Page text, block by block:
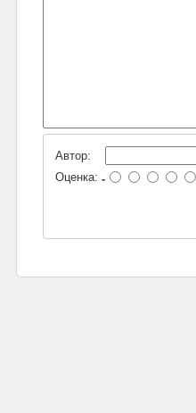
Автор:
Оценка: -